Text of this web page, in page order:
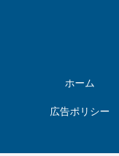
ホーム
広告ポリシー